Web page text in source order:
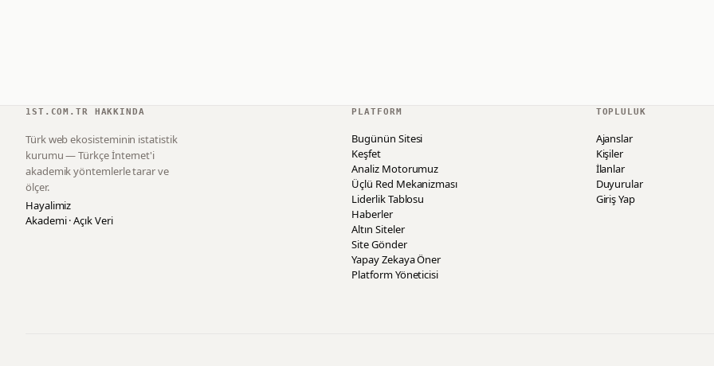
1ST.COM.TR HAKKINDA
Türk web ekosisteminin istatistik
kurumu — Türkçe İnternet'i
akademik yöntemlerle tarar ve
ölçer.
Hayalimiz
Akademi · Açık Veri
PLATFORM
Bugünün Sitesi
Keşfet
Analiz Motorumuz
Üçlü Red Mekanizması
Liderlik Tablosu
Haberler
Altın Siteler
Site Gönder
Yapay Zekaya Öner
Platform Yöneticisi
TOPLULUK
Ajanslar
Kişiler
İlanlar
Duyurular
Giriş Yap